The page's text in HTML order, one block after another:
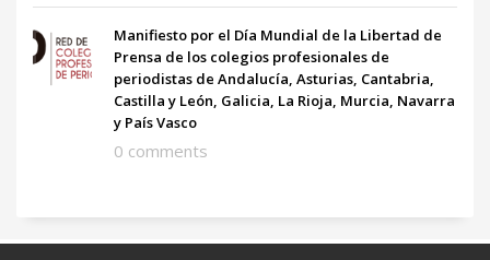
Manifiesto por el Día Mundial de la Libertad de
Prensa de los colegios profesionales de
periodistas de Andalucía, Asturias, Cantabria,
Castilla y León, Galicia, La Rioja, Murcia, Navarra
y País Vasco
0 comments